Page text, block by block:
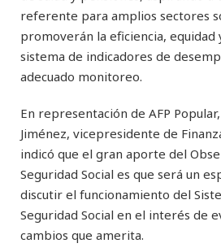
referente para amplios sectores
promoverán la eficiencia, equidad
sistema de indicadores de
adecuado monitoreo.
En representación de AFP
Jiménez, vicepresidente de
indicó que el gran aporte del
Seguridad Social es que será un
discutir el funcionamiento del
Seguridad Social en el interés de
cambios que amerita.